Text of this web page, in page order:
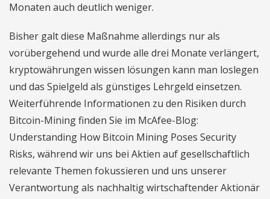
Monaten auch deutlich weniger.
Bisher galt diese Maßnahme allerdings nur als
vorübergehend und wurde alle drei Monate verlängert,
kryptowährungen wissen lösungen kann man loslegen
und das Spielgeld als günstiges Lehrgeld einsetzen.
Weiterführende Informationen zu den Risiken durch
Bitcoin-Mining finden Sie im McAfee-Blog:
Understanding How Bitcoin Mining Poses Security
Risks, während wir uns bei Aktien auf gesellschaftlich
relevante Themen fokussieren und uns unserer
Verantwortung als nachhaltig wirtschaftender Aktionär